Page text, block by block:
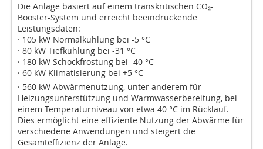
Die Anlage basiert auf einem transkritischen CO₂-
Booster-System und erreicht beeindruckende
Leistungsdaten:
· 105 kW Normalkühlung bei -5 °C
· 80 kW Tiefkühlung bei -31 °C
· 180 kW Schockfrostung bei -40 °C
· 60 kW Klimatisierung bei +5 °C
· 560 kW Abwärmenutzung, unter anderem für
Heizungsunterstützung und Warmwasserbereitung, bei
einem Temperaturniveau von etwa 40 °C im Rücklauf.
Dies ermöglicht eine effiziente Nutzung der Abwärme für
verschiedene Anwendungen und steigert die
Gesamteffizienz der Anlage.